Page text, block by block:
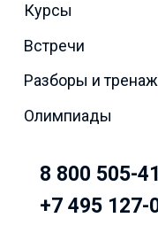
Курсы
Встречи
Разборы и
Олимпиады
8 800 505-
+7 495 127-